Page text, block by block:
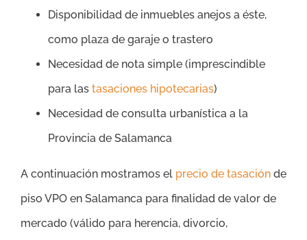
Disponibilidad de inmuebles anejos a éste,
como plaza de garaje o trastero
Necesidad de nota simple (imprescindible
para las tasaciones hipotecarias)
Necesidad de consulta urbanística a la
Provincia de Salamanca
A continuación mostramos el precio de tasación de
piso VPO en Salamanca para finalidad de valor de
mercado (válido para herencia, divorcio,